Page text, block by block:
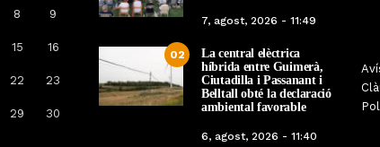
8 9
15 16
22 23
29 30
7, agost, 2026 - 11:49
02
La central elèctrica
híbrida entre Guimerà,
Ciutadilla i Passanant i
Belltall obté la declaració
ambiental favorable
6, agost, 2026 - 11:40
la campanya de
a qui li toca la de la
19 o totes dues
Tàrrega farà bategar la història
amb l’estrena de “Lo Pedrafoc”,
la nova bèstia festiva de